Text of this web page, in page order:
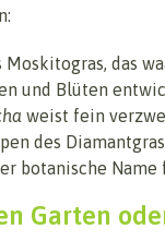
Moskitogras, das
und Blüten
weist fein
des
botanische Name
Garten